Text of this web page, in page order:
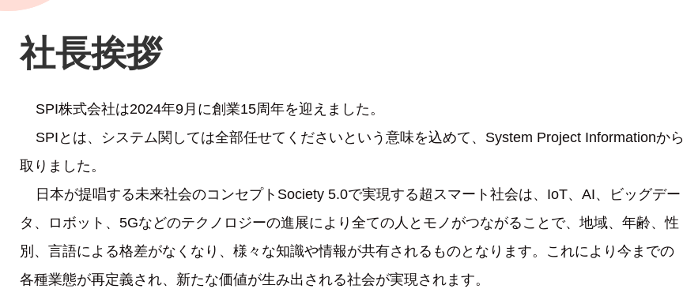
社長挨拶
SPI株式会社は2024年9月に創業15周年を迎えました。
SPIとは、システム関しては全部任せてくださいという意味を込めて、System Project Informationから
取りました。
日本が提唱する未来社会のコンセプトSociety 5.0で実現する超スマート社会は、IoT、AI、ビッグデー
タ、ロボット、5Gなどのテクノロジーの進展により全ての人とモノがつながることで、地域、年齢、性
別、言語による格差がなくなり、様々な知識や情報が共有されるものとなります。これにより今までの
各種業態が再定義され、新たな価値が生み出される社会が実現されます。